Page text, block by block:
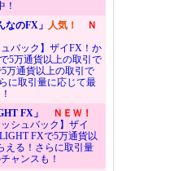
！
なのFX」 人気！
Ｎ
ュバック】ザイFX！か
5万通貨以上の取引で
万通貨以上の取引で
に取引量に応じて最
FX」
ＮＥＷ！
ッシュバック】ザイ
FXで5万通貨以
える！さらに取引量
ャンスも！